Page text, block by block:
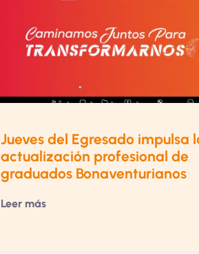
Jueves del Egresado impulsa
actualización profesional de
graduados Bonaventurianos
Leer más